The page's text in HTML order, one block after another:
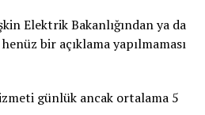
Elektrik Bakanlığından ya da
bir açıklama yapılmaması
günlük ancak ortalama 5